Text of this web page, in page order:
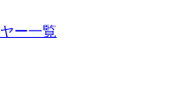
ー一覧